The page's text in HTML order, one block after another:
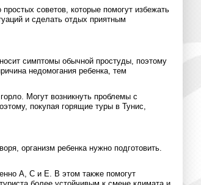
советов, которые помогут избежать
и сделать отдых приятным
симптомы обычной простуды, поэтому
недомогания ребенка, тем
Могут возникнуть проблемы с
покупая горящие туры в Тунис,
организм ребенка нужно подготовить.
А, С и Е. В этом также помогут